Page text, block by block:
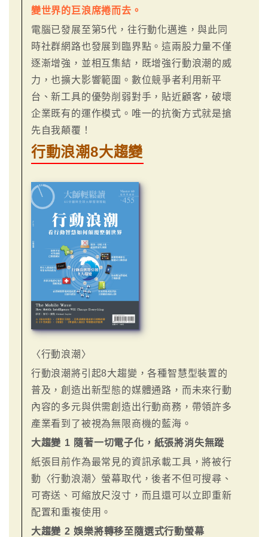
變世界的巨浪席捲而去。
電腦已發展至第5代，往行動化邁進，與此同
時社群網路也發展到臨界點。這兩股力量不僅
逐漸增強，並相互集結，既增強行動浪潮的威
力，也擴大影響範圍。數位競爭者利用新平
台、新工具的優勢削弱對手，貼近顧客，破壞
企業既有的運作模式。唯一的抗衡方式就是搶
先自我顛覆！
行動浪潮8大趨變
〈行動浪潮〉
行動浪潮將引起8大趨變，各種智慧型裝置的
普及，創造出新型態的媒體通路，而未來行動
內容的多元與供需創造出行動商務，帶領許多
產業看到了被視為無限商機的藍海。
大趨變 1 隨著一切電子化，紙張將消失無蹤
紙張目前作為最常見的資訊承載工具，將被行
動〈行動浪潮〉螢幕取代，後者不但可搜尋、
可寄送、可縮放尺沒寸，而且還可以立即重新
配置和重複使用。
大趨變 2 娛樂將轉移至隨選式行動螢幕